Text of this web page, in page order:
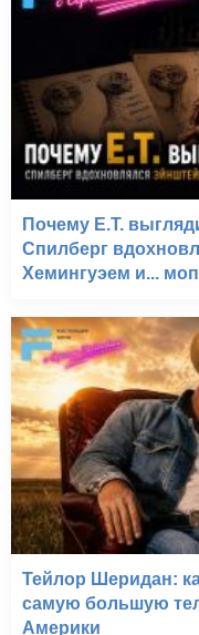
Почему E.T.
Спилберг
Хемингуэем и...
Тейлор Шеридан:
самую большую
Америки